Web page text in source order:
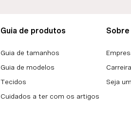
Guia de produtos
Guia de tamanhos
Guia de modelos
Tecidos
Cuidados a ter com os artigos
Sobre
Seja